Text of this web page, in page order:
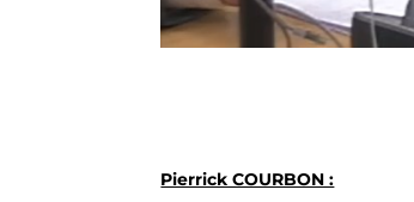
Pierrick COURBON :